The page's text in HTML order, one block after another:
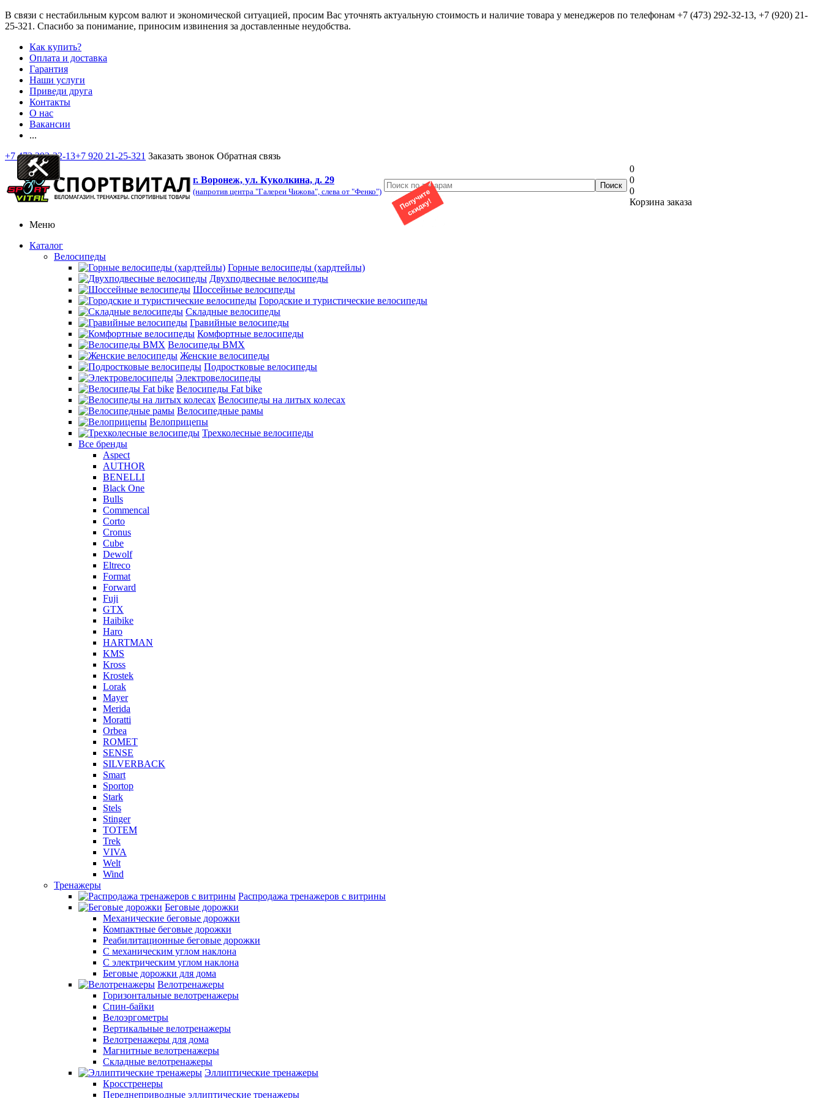
В связи с нестабильным курсом валют и экономической ситуацией, просим Вас уточнять актуальную стоимость и наличие товара у менеджеров по телефонам +7 (473) 292-32-13, +7 (920) 21-
25-321 . Спасибо за понимание, приносим извинения за доставленные неудобства.
Как купить?
Оплата и доставка
Гарантия
Наши услуги
Приведи друга
Контакты
О нас
Вакансии
...
+7 473 292-32-13+7 920 21-25-321 Заказать звонок Обратная связь
г. Воронеж, ул. Куколкина, д. 29
(напротив центра "Галереи Чижова", слева от "Фенко")
0
0
0
Корзина заказа
Меню
Каталог
Велосипеды
Горные велосипеды (хардтейлы)
Двухподвесные велосипеды
Шоссейные велосипеды
Городские и туристические велосипеды
Складные велосипеды
Гравийные велосипеды
Комфортные велосипеды
Велосипеды BMX
Женские велосипеды
Подростковые велосипеды
Электровелосипеды
Велосипеды Fat bike
Велосипеды на литых колесах
Велосипедные рамы
Велоприцепы
Трехколесные велосипеды
Все бренды
Aspect
AUTHOR
BENELLI
Black One
Bulls
Commencal
Corto
Cronus
Cube
Dewolf
Eltreco
Format
Forward
Fuji
GTX
Haibike
Haro
HARTMAN
KMS
Kross
Krostek
Lorak
Mayer
Merida
Moratti
Orbea
ROMET
SENSE
SILVERBACK
Smart
Sportop
Stark
Stels
Stinger
TOTEM
Trek
VIVA
Welt
Wind
Тренажеры
Распродажа тренажеров с витрины
Беговые дорожки
Механические беговые дорожки
Компактные беговые дорожки
Реабилитационные беговые дорожки
С механическим углом наклона
С электрическим углом наклона
Беговые дорожки для дома
Велотренажеры
Горизонтальные велотренажеры
Спин-байки
Велоэргометры
Вертикальные велотренажеры
Велотренажеры для дома
Магнитные велотренажеры
Складные велотренажеры
Эллиптические тренажеры
Кросстренеры
Переднеприводные эллиптические тренажеры